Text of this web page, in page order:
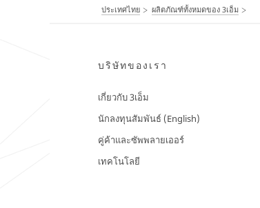
ประเทศไทย ผลิตภัณฑ์ทั้งหมดของ 3เอ็ม
บริษัทของเรา
เกี่ยวกับ 3เอ็ม
นักลงทุนสัมพันธ์ (English)
คู่ค้าและซัพพลายเออร์
เทคโนโลยี